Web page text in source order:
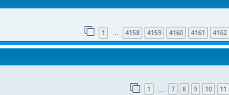
1 … 4158 4159 4160 4161 4162
1 7 8 9 10 11